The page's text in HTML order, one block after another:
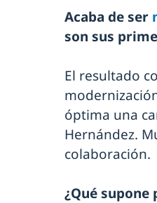
Acaba de ser
son sus
El resultado
óptima una
Hernández.
colaboración.
¿Qué supone